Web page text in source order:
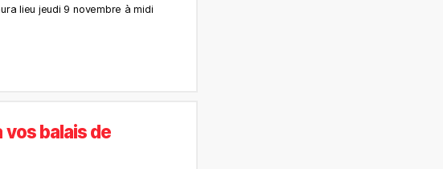
lieu jeudi 9 novembre à midi
balais de